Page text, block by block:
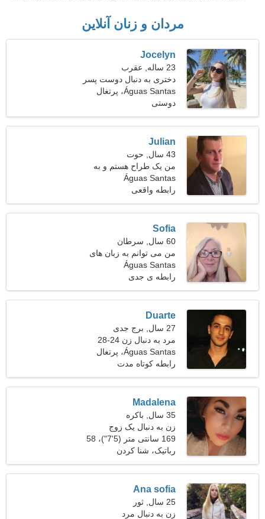
مردان و زنان آنلاین
Jocelyn
23 ساله, عقرب
دختری به دنبال دوست پسر
Águas Santas، پرتغال
دوستی
Julian
43 سال, حوت
من یک طراح هستم و به
دنبال یک زن برازنده هستم
Águas Santas
رابطه واقعی
Sofia
60 سال, سرطان
من می توانم به زبان های
چینی و ژاپنی ارتباط برقرار
کنم
Águas Santas
رابطه ی جدی
Duarte
27 سال, برج جدی
مرد به دنبال زن 24-28
Águas Santas، پرتغال
رابطه کوتاه مدت
Madalena
35 سال, باکره
زن به دنبال یک زوج
169 سانتی متر (5'7")، 58
کیلوگرم (127 پوند)
رباتیک، شنا كردن
Ana sofia
25 سال, ثور
زن به دنبال مرد